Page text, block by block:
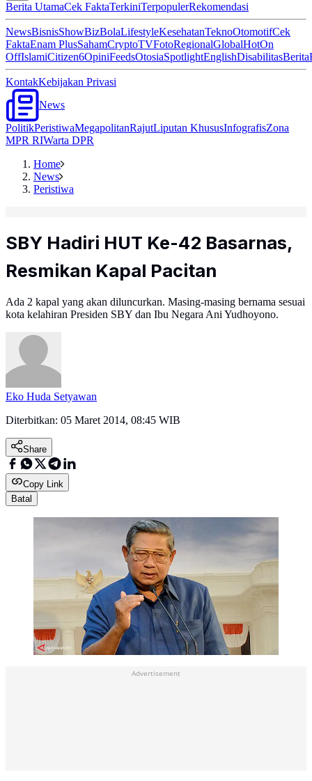
Berita UtamaCek FaktaTerkiniTerpopulerRekomendasi
NewsBisnisShowBizBolaLifestyleKesehatanTeknoOtomotifCek
FaktaEnam PlusSahamCryptoTVFotoRegionalGlobalHotOn
OffIslamiCitizen6OpiniFeedsOtosiaSpotlightEnglishDisabilitasBerita
KontakKebijakan Privasi
News
PolitikPeristiwaMegapolitanRajutLiputan KhususInfografisZona
MPR RIWarta DPR
Home
News
Peristiwa
SBY Hadiri HUT Ke-42 Basarnas,
Resmikan Kapal Pacitan
Ada 2 kapal yang akan diluncurkan. Masing-masing bernama sesuai
kota kelahiran Presiden SBY dan Ibu Negara Ani Yudhoyono.
Eko Huda Setyawan
Diterbitkan: 05 Maret 2014, 08:45 WIB
Share
Copy Link
Batal
Advertisement